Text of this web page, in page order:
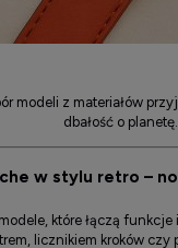
modeli z materiałów
dbałość o planetę.
w stylu retro –
które łączą
licznikiem kroków